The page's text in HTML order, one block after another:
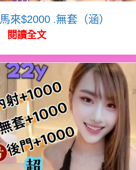
馬來$2000 .無套（涵）
閱讀全文